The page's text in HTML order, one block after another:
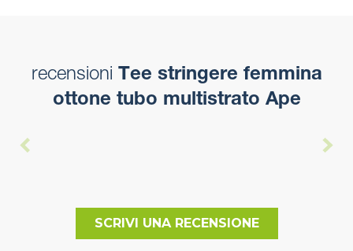
recensioni Tee stringere femmina
ottone tubo multistrato Ape
SCRIVI UNA RECENSIONE